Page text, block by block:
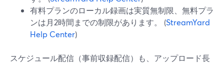
有料プランのローカル録画は実質無制限、無料プラ
ンは月2時間までの制限があります。 (StreamYard
Help Center)
スケジュール配信（事前収録配信）も、アップロード長